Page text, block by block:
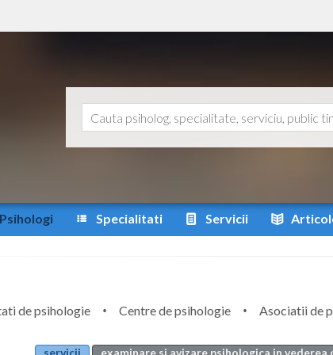
Psihologi Specialitati Servicii
de psihologie Centre de psihologie
Asociatii de
servicii
examinare si avizare psihologica in